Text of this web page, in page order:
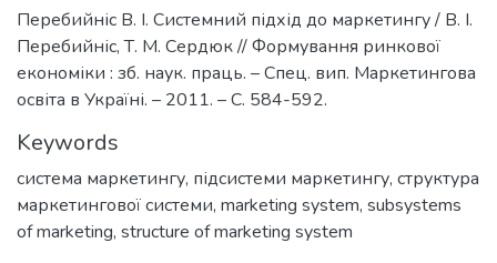
Перебийніс В. І. Системний підхід до маркетингу / В. І.
Перебийніс, Т. М. Сердюк // Формування ринкової
економіки : зб. наук. праць. – Спец. вип. Маркетингова
освіта в Україні. – 2011. – С. 584-592.
Keywords
система маркетингу, підсистеми маркетингу, структура
маркетингової системи, marketing system, subsystems
of marketing, structure of marketing system